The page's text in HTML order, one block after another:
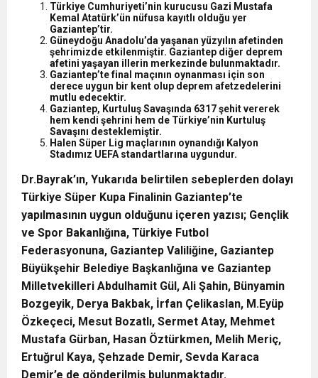
Türkiye Cumhuriyeti’nin kurucusu Gazi Mustafa
Kemal Atatürk’ün nüfusa kayıtlı olduğu yer
Gaziantep’tir.
Güneydoğu Anadolu’da yaşanan yüzyılın afetinden
şehrimizde etkilenmiştir. Gaziantep diğer deprem
afetini yaşayan illerin merkezinde bulunmaktadır.
Gaziantep’te final maçının oynanması için son
derece uygun bir kent olup deprem afetzedelerini
mutlu edecektir.
Gaziantep, Kurtuluş Savaşında 6317 şehit vererek
hem kendi şehrini hem de Türkiye’nin Kurtuluş
Savaşını desteklemiştir.
Halen Süper Lig maçlarının oynandığı Kalyon
Stadımız UEFA standartlarına uygundur.
Dr.Bayrak’ın, Yukarıda belirtilen sebeplerden dolayı
Türkiye Süper Kupa Finalinin Gaziantep’te
yapılmasının uygun olduğunu içeren yazısı; Gençlik
ve Spor Bakanlığına, Türkiye Futbol
Federasyonuna, Gaziantep Valiliğine, Gaziantep
Büyükşehir Belediye Başkanlığına ve Gaziantep
Milletvekilleri Abdulhamit Gül, Ali Şahin, Bünyamin
Bozgeyik, Derya Bakbak, İrfan Çelikaslan, M.Eyüp
Özkeçeci, Mesut Bozatlı, Sermet Atay, Mehmet
Mustafa Gürban, Hasan Öztürkmen, Melih Meriç,
Ertuğrul Kaya, Şehzade Demir, Sevda Karaca
Demir’e de gönderilmiş bulunmaktadır.